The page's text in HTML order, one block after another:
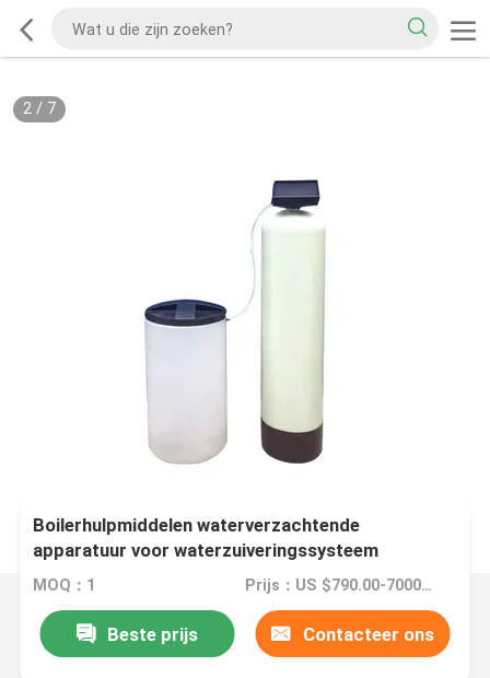
2/ 7
Boilerhulpmiddelen waterverzachtende
apparatuur voor waterzuiveringssysteem
MOQ：1 Prijs：US $790.00-7000.00
Beste prijs Contacteer ons